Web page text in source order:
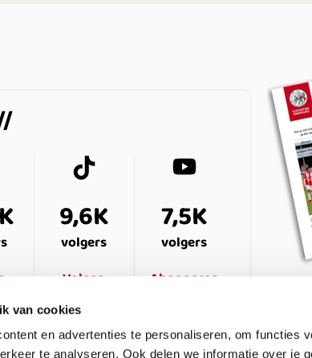
van cookies
en advertenties te personaliseren, om functies
te analyseren. Ook delen we informatie over je
9,6K
volgers
Volgen
7,5K
volgers
Abonneren